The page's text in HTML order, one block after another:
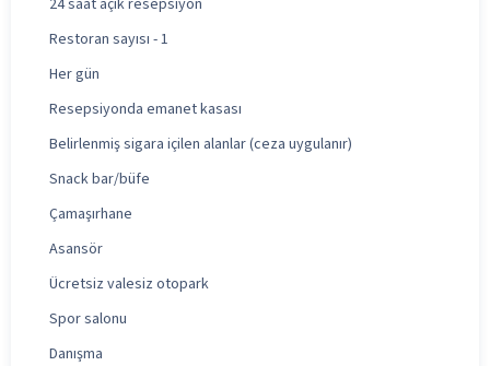
Restoran sayısı - 1
Her gün
Resepsiyonda emanet kasası
Belirlenmiş sigara içilen alanlar (ceza uygulanır)
Snack bar/büfe
Çamaşırhane
Asansör
Ücretsiz valesiz otopark
Spor salonu
Danışma